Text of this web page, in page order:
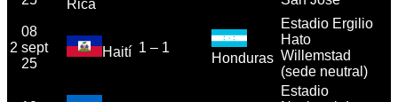
Rica
2
08
sept
25
Haití 1 – 1
Honduras
Estadio Ergilio
Hato
Willemstad
(sede neutral)
Estadio